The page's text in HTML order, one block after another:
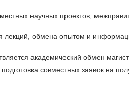
научных проектов,
лекций, обмена опытом и
академический обмен
совместных заявок на